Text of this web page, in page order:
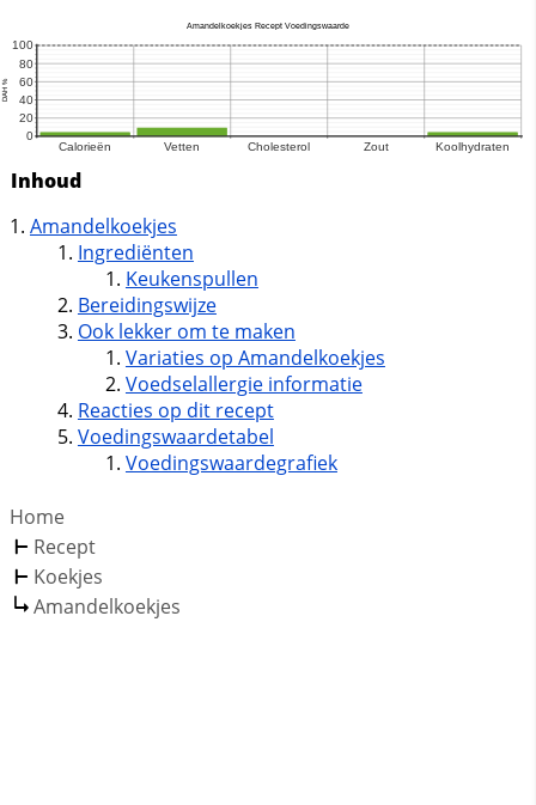
Inhoud
Amandelkoekjes
Ingrediënten
Keukenspullen
Bereidingswijze
Ook lekker om te maken
Variaties op Amandelkoekjes
Voedselallergie informatie
Reacties op dit recept
Voedingswaardetabel
Voedingswaardegrafiek
Home
Recept
Koekjes
Amandelkoekjes